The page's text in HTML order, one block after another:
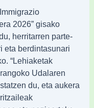
2026” gisako
herritarren parte-
eta berdintasunari
“Lehiaketak
Udalaren
du, eta aukera